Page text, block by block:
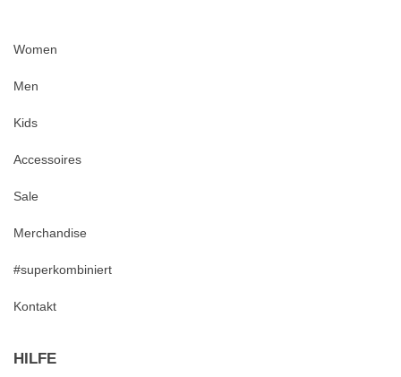
Women
Men
Kids
Accessoires
Sale
Merchandise
#superkombiniert
Kontakt
HILFE